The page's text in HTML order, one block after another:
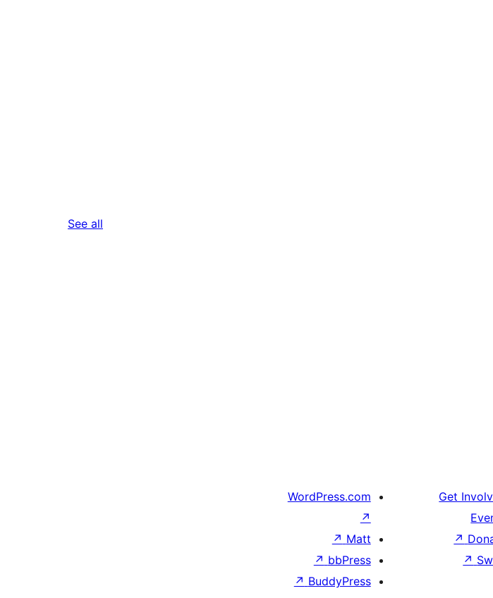
See all
Get
↗
↗
WordPress.com
↗
Matt
↗
bbPress
↗
BuddyPress
↗